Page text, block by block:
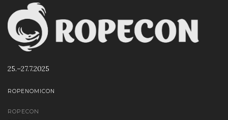
25.–27.7.2025
ROPENOMICON
ROPECON